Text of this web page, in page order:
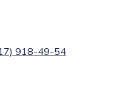
918-49-54